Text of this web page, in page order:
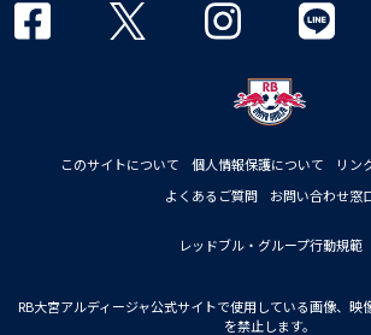
このサイトについて 個人情報保護について リン
よくあるご質問
お問い合わせ窓
レッドブル・グループ行動規範
RB大宮アルディージャ公式サイトで使用している画像、映
を禁止します。